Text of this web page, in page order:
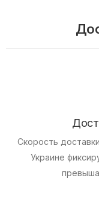
Скорость
Украине